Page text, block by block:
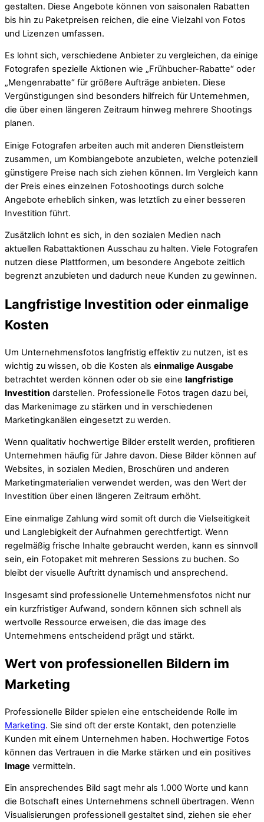
gestalten. Diese Angebote können von saisonalen Rabatten
bis hin zu Paketpreisen reichen, die eine Vielzahl von Fotos
und Lizenzen umfassen.
Es lohnt sich, verschiedene Anbieter zu vergleichen, da einige
Fotografen spezielle Aktionen wie „Frühbucher-Rabatte“ oder
„Mengenrabatte“ für größere Aufträge anbieten. Diese
Vergünstigungen sind besonders hilfreich für Unternehmen,
die über einen längeren Zeitraum hinweg mehrere Shootings
planen.
Einige Fotografen arbeiten auch mit anderen Dienstleistern
zusammen, um Kombiangebote anzubieten, welche potenziell
günstigere Preise nach sich ziehen können. Im Vergleich kann
der Preis eines einzelnen Fotoshootings durch solche
Angebote erheblich sinken, was letztlich zu einer besseren
Investition führt.
Zusätzlich lohnt es sich, in den sozialen Medien nach
aktuellen Rabattaktionen Ausschau zu halten. Viele Fotografen
nutzen diese Plattformen, um besondere Angebote zeitlich
begrenzt anzubieten und dadurch neue Kunden zu gewinnen.
Langfristige Investition oder einmalige
Kosten
Um Unternehmensfotos langfristig effektiv zu nutzen, ist es
wichtig zu wissen, ob die Kosten als einmalige Ausgabe
betrachtet werden können oder ob sie eine langfristige
Investition darstellen. Professionelle Fotos tragen dazu bei,
das Markenimage zu stärken und in verschiedenen
Marketingkanälen eingesetzt zu werden.
Wenn qualitativ hochwertige Bilder erstellt werden, profitieren
Unternehmen häufig für Jahre davon. Diese Bilder können auf
Websites, in sozialen Medien, Broschüren und anderen
Marketingmaterialien verwendet werden, was den Wert der
Investition über einen längeren Zeitraum erhöht.
Eine einmalige Zahlung wird somit oft durch die Vielseitigkeit
und Langlebigkeit der Aufnahmen gerechtfertigt. Wenn
regelmäßig frische Inhalte gebraucht werden, kann es sinnvoll
sein, ein Fotopaket mit mehreren Sessions zu buchen. So
bleibt der visuelle Auftritt dynamisch und ansprechend.
Insgesamt sind professionelle Unternehmensfotos nicht nur
ein kurzfristiger Aufwand, sondern können sich schnell als
wertvolle Ressource erweisen, die das image des
Unternehmens entscheidend prägt und stärkt.
Wert von professionellen Bildern im
Marketing
Professionelle Bilder spielen eine entscheidende Rolle im
Marketing. Sie sind oft der erste Kontakt, den potenzielle
Kunden mit einem Unternehmen haben. Hochwertige Fotos
können das Vertrauen in die Marke stärken und ein positives
Image vermitteln.
Ein ansprechendes Bild sagt mehr als 1.000 Worte und kann
die Botschaft eines Unternehmens schnell übertragen. Wenn
Visualisierungen professionell gestaltet sind, ziehen sie eher